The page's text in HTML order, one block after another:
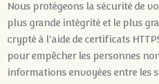
Nous protégeons la sécurité de
plus grande intégrité et le plus
crypté à l'aide de certificats
pour empêcher les personnes
informations envoyées entre les